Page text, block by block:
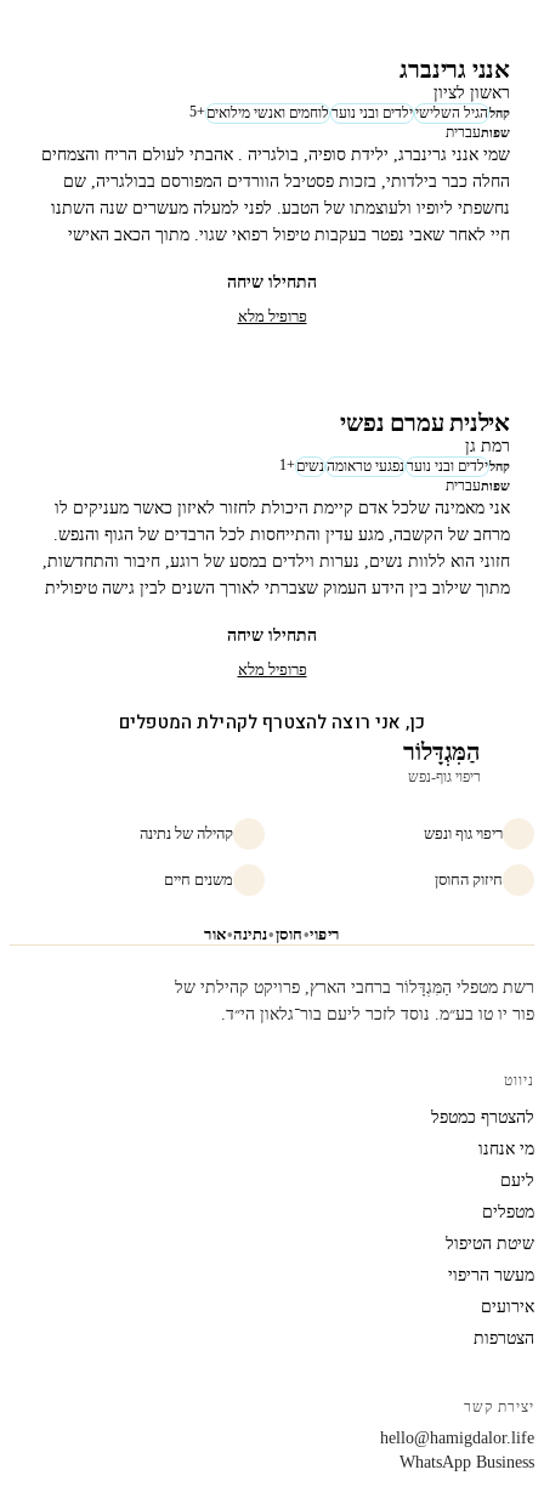
אנני גרינברג
ראשון לציון
קהלהגיל השלישיילדים ובני נוערלוחמים ואנשי מילואים+
5
שפותעברית
שמי אנני גרינברג, ילידת סופיה, בולגריה . אהבתי לעולם הריח והצמחים
החלה כבר בילדותי, בזכות פסטיבל הוורדים המפורסם בבולגריה, שם
נחשפתי ליופיו ולעוצמתו של הטבע. לפני למעלה מעשרים שנה השתנו
חיי לאחר שאבי נפטר בעקבות טיפול רפואי שגוי. מתוך הכאב האישי
מתוך אמונה שידע יכול להציל חיים.התחילו שיחה
פרופיל מלא
אילנית עמרם נפשי
רמת גן
קהלילדים ובני נוערנפגעי טראומהנשים+
1
שפותעברית
אני מאמינה שלכל אדם קיימת היכולת לחזור לאיזון כאשר מעניקים לו
מרחב של הקשבה, מגע עדין והתייחסות לכל הרבדים של הגוף והנפש.
חזוני הוא ללוות נשים, נערות וילדים במסע של רוגע, חיבור והתחדשות,
מתוך שילוב בין הידע העמוק שצברתי לאורך השנים לבין גישה טיפולית
התחילו שיחה
פרופיל מלא
כן, אני רוצה להצטרף לקהילת המטפלים
הַמִּגְדָּלוֹר
ריפוי גוף-נפש
ריפוי גוף ונפש קהילה של נתינה
חיזוק החוסן משנים חיים
ריפוי•חוסן•נתינה•אור
רשת מטפלי הַמִּגְדָּלוֹר ברחבי הארץ, פרויקט קהילתי של
פור יו טו בע״מ. נוסד לזכר ליעם בור־גלאון הי״ד.
ניווט
להצטרף כמטפל
מי אנחנו
ליעם
מטפלים
שיטת הטיפול
מעשר הריפוי
אירועים
הצטרפות
יצירת קשר
hello@hamigdalor.life
WhatsApp Business